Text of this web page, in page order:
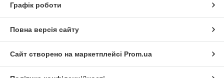
Графік роботи
Повна версія сайту
Сайт створено на маркетплейсі Prom.ua